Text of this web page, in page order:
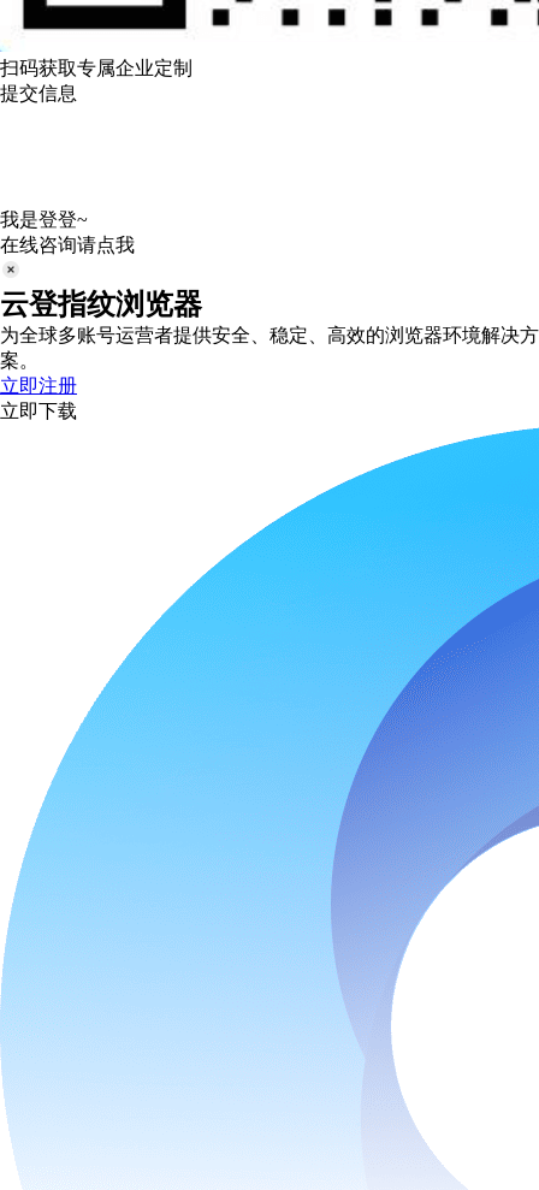
扫码获取专属企业定制
提交信息
我是登登~
在线咨询请点我
云登指纹浏览器
为全球多账号运营者提供安全、稳定、高效的浏览器环境解决方
案。
立即注册
立即下载